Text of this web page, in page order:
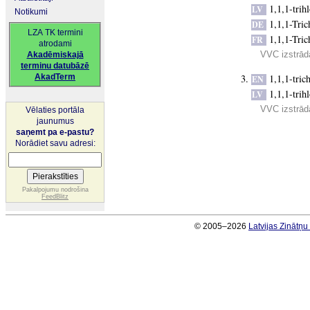
Notikumi
LZA TK termini
atrodami
Akadēmiskajā
terminu datubāzē
AkadTerm
Vēlaties portāla
jaunumus
saņemt pa e-pastu?
Norādiet savu adresi:
Pakalpojumu nodrošina
FeedBlitz
LV 1,1,1-
DE 1,1,1-
FR 1,1,1-
VVC
EN 1,1,1-
LV 1,1,1-
VVC
© 2005–2026 Latvijas